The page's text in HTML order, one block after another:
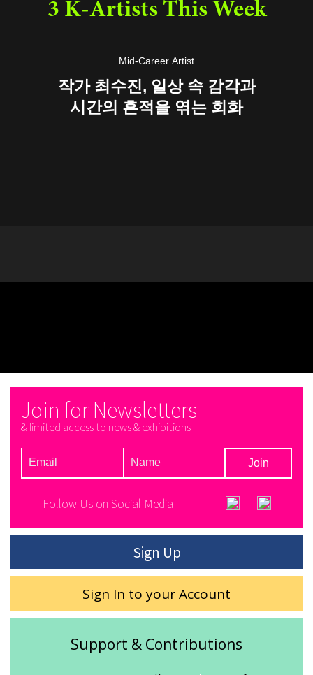
3 K-Artists This Week
Mid-Career Artist
작가 최수진, 일상 속 감각과
시간의 흔적을 엮는 회화
Join for Newsletters
& limited access to news & exhibitions
Follow Us on Social Media
Sign Up
Sign In to your Account
Support & Contributions